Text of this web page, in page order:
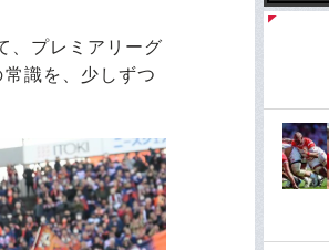
、プレミアリーグ
識を、少しずつ